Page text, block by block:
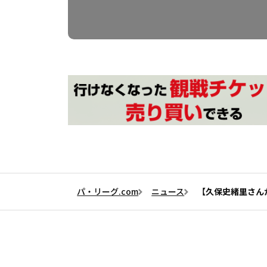
パ・リーグ.com ニュース 【久保史緒里さ